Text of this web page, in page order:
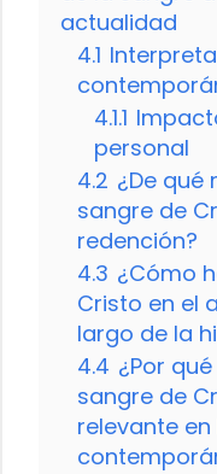
actualidad
4.1
4.1.1
personal
4.2 ¿De qué
sangre de
redención?
4.3 ¿Cómo
Cristo en el
largo de la
4.4 ¿Por
sangre de
relevante